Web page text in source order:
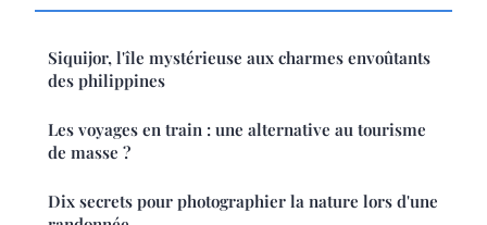
Siquijor, l'île mystérieuse aux charmes envoûtants
des philippines
Les voyages en train : une alternative au tourisme
de masse ?
Dix secrets pour photographier la nature lors d'une